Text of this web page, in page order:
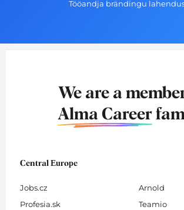
Tööandja brändingu
We are a
Alma Career
Central Europe
Jobs.cz
Profesia.sk
Arnold
Teamio